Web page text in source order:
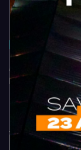
Acompanhe todas
Fortaleza. Dicas,